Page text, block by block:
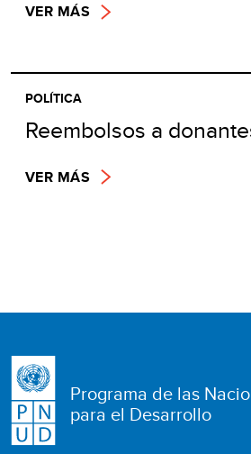
VER MÁS
POLÍTICA
Reembolsos a
VER MÁS
Programa de las
para el Desarrollo